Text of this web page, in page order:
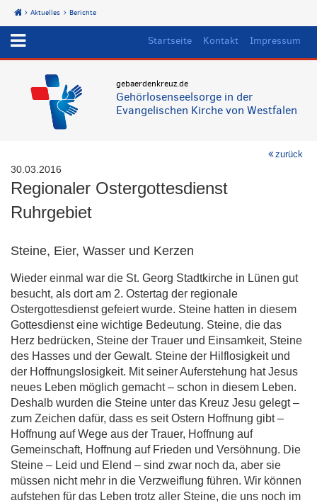
Start
Aktuelles Berichte
Startseite Kontakt Impressum
gebaerdenkreuz.de
Gehörlosenseelsorge in der
Evangelischen Kirche von Westfalen
zurück
30.03.2016
Regionaler Ostergottesdienst
Ruhrgebiet
Steine, Eier, Wasser und Kerzen
Wieder einmal war die St. Georg Stadtkirche in Lünen gut
besucht, als dort am 2. Ostertag der regionale
Ostergottesdienst gefeiert wurde. Steine hatten in diesem
Gottesdienst eine wichtige Bedeutung. Steine, die das
Herz bedrücken, Steine der Trauer und Einsamkeit, Steine
des Hasses und der Gewalt. Steine der Hilflosigkeit und
der Hoffnungslosigkeit. Mit seiner Auferstehung hat Jesus
neues Leben möglich gemacht – schon in diesem Leben.
Deshalb wurden die Steine unter das Kreuz Jesu gelegt –
zum Zeichen dafür, dass es seit Ostern Hoffnung gibt –
Hoffnung auf Wege aus der Trauer, Hoffnung auf
Gemeinschaft, Hoffnung auf Frieden und Versöhnung. Die
Steine – Leid und Elend – sind zwar noch da, aber sie
müssen nicht mehr in die Verzweiflung führen. Wir können
aufstehen für das Leben trotz aller Steine, die uns noch im